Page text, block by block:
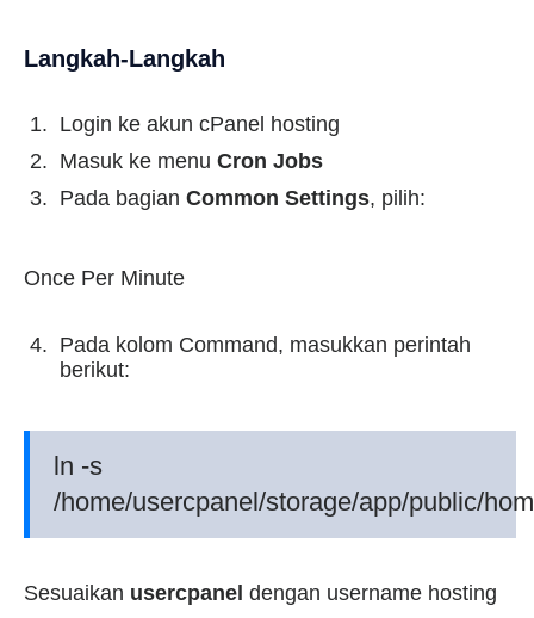
Langkah-Langkah
Login ke akun cPanel hosting
Masuk ke menu Cron Jobs
Pada bagian Common Settings, pilih:
Once Per Minute
Pada kolom Command, masukkan perintah
berikut:
ln -s
/home/usercpanel/storage/app/public/
Sesuaikan usercpanel dengan username hosting